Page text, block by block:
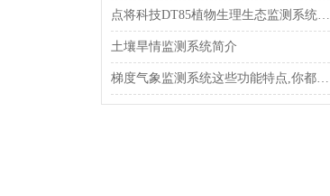
点将科技DT85植物生理生态监测系统南通大学服务圆满结束
土壤旱情监测系统简介
梯度气象监测系统这些功能特点,你都了解吗?